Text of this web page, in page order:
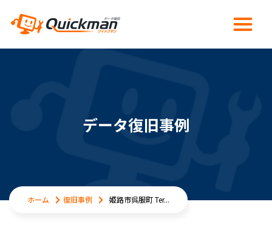
データ復旧事例
ホーム 復旧事例 姫路市呉服町 Ter...